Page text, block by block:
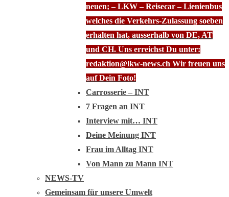
neuen; – LKW – Reisecar – Lienienbus
welches die Verkehrs-Zulassung soeben
erhalten hat, ausserhalb von DE, AT
und CH. Uns erreichst Du unter:
redaktion@lkw-news.ch Wir freuen uns
auf Dein Foto!
Carrosserie – INT
7 Fragen an INT
Interview mit… INT
Deine Meinung INT
Frau im Alltag INT
Von Mann zu Mann INT
NEWS-TV
Gemeinsam für unsere Umwelt